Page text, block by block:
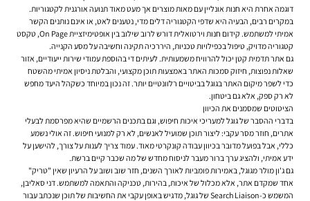
דוגמה אחרת היא חנות אונליין עם מאות מוצרים אך מעט מאוד תנועה אורגנית לקטגוריות.
במקרים רבים, הבעיה היא שדפי הקטגוריה דלים מדי, נטענים לאט, או אינם נותנים הקשר
אמיתי למשתמש. קידום חנות וירטואלית דורש לרוב שילוב בין אופטימיזציית On Page, טקסט
קטגוריה מדויק, טיפול בכפילויות טכניות, היררכיה תקינה וחשיבה על מסע הקנייה.
גם אתר תדמית קטן יכול להרוויח משמעותית. לעיתים די בהוספת עמודי שירות ייעודיים, אזור
שאלות נפוצות, חיזוק סמכות האתר באמצעות תוכן מקצועי, והבלטת ניסיון אמיתי מהשטח
כדי לשפר מיקום האתר בגוגל בביטויים רלוונטיים יותר. זה נכון במיוחד כשקהל היעד מחפש
לא רק ספק, אלא גם ביטחון.
הציטוטים שמסמנים את הכיוון
בדברי ההסבר של גוגל למעריכי איכות חיפוש, וגם בתכנים הרשמיים שהיא מפרסמת לבעלי
אתרים, חוזר מסר עקבי: ליצור תוכן שמועיל לאנשים, לא רק למנועי חיפוש. זה אולי נשמע
כללי, אבל בפועל מדובר בכיוון עבודה קונקרטי מאוד. עמוד צריך לענות על צורך, להישען על
ידע אמיתי, ולהציג ערך ברור מעבר לניסוח מחדש של מה שכבר קיים ברשת.
גם ג'ון מולר מגוגל, באמירות פומביות לאורך השנים, חזר שוב ושוב על הרעיון שאין "טריק"
אחד שמקדם אתר, אלא מכלול של איכות, בהירות, טכניקה והתאמה למשתמש. דני סאליבן,
המשמש כ-Search Liaison של גוגל, מדגיש באופן עקבי את החשיבות של תוכן שנכתב עבור